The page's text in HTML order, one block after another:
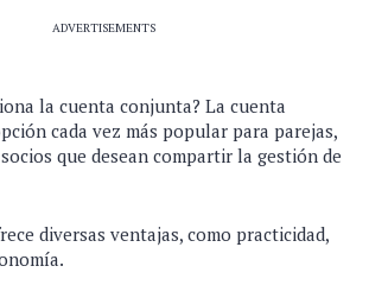
ADVERTISEMENTS
la cuenta conjunta? La cuenta
cada vez más popular para parejas,
que desean compartir la gestión de
diversas ventajas, como practicidad,